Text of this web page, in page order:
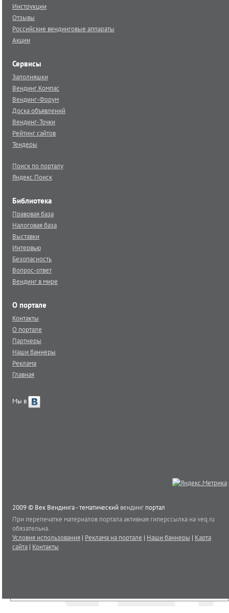
Инструкции
Отзывы
Российские вендинговые аппараты
Акции
Сервисы
Заполняшки
Вендинг.Компас
Вендинг-Форум
Доска объявлений
Вендинг-Точки
Рейтинг сайтов
Тендеры
Поиск по порталу
Яндекс.Поиск
Библиотека
Правовая база
Налоговая база
Выставки
Интервью
Безопасность
Вопрос-ответ
Вендинг в мире
О портале
Контакты
О портале
Партнеры
Наши баннеры
Реклама
Главная
Мы в
2009 © Век Вендинга - тематический вендинг портал
При перепечатке материалов портала активная гиперссылка на veq.ru
обязательна.
Условия использования | Реклама на портале | Наши баннеры | Карта
сайта | Контакты